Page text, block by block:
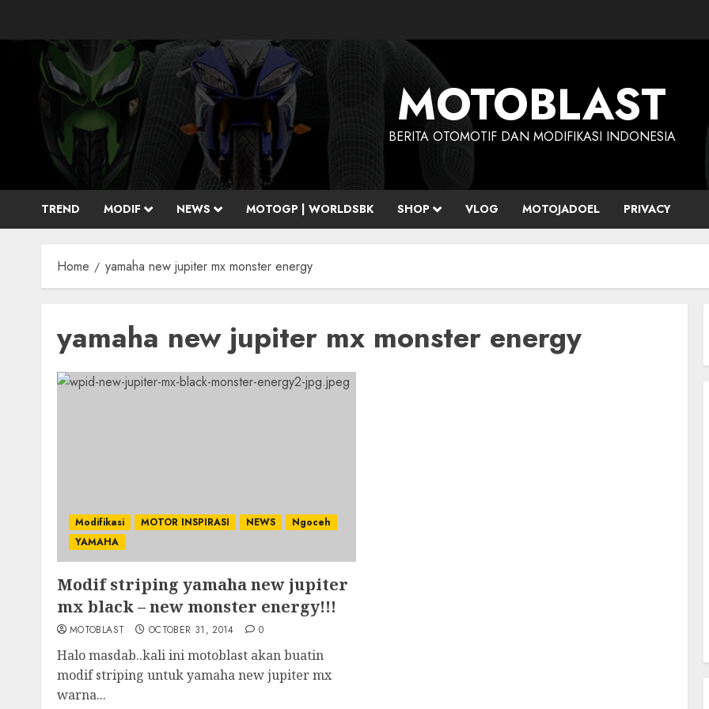
MOTOBLAST
BERITA OTOMOTIF DAN MODIFIKASI INDONESIA
TREND MODIF NEWS MOTOGP | WORLDSBK SHOP VLOG MOTOJADOEL PRIVACY
Home yamaha new jupiter mx monster energy
yamaha new jupiter mx monster energy
Modifikasi MOTOR INSPIRASI NEWS
Ngoceh
YAMAHA
Modif striping yamaha new jupiter
mx black – new monster energy!!!
MOTOBLAST OCTOBER 31, 2014 0
Halo masdab..kali ini motoblast akan buatin
modif striping untuk yamaha new jupiter mx
warna...